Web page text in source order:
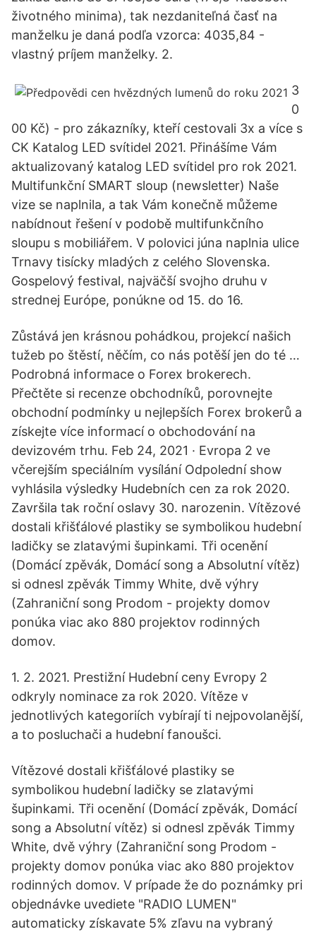
životného minima), tak nezdaniteľná časť na
manželku je daná podľa vzorca: 4035,84 -
vlastný príjem manželky. 2.
3
0
00 Kč) - pro zákazníky, kteří cestovali 3x a více s
CK Katalog LED svítidel 2021. Přinášíme Vám
aktualizovaný katalog LED svítidel pro rok 2021.
Multifunkční SMART sloup (newsletter) Naše
vize se naplnila, a tak Vám konečně můžeme
nabídnout řešení v podobě multifunkčního
sloupu s mobiliářem. V polovici júna naplnia ulice
Trnavy tisícky mladých z celého Slovenska.
Gospelový festival, najväčší svojho druhu v
strednej Európe, ponúkne od 15. do 16.
Zůstává jen krásnou pohádkou, projekcí našich
tužeb po štěstí, něčím, co nás potěší jen do té …
Podrobná informace o Forex brokerech.
Přečtěte si recenze obchodníků, porovnejte
obchodní podmínky u nejlepších Forex brokerů a
získejte více informací o obchodování na
devizovém trhu. Feb 24, 2021 · Evropa 2 ve
včerejším speciálním vysílání Odpolední show
vyhlásila výsledky Hudebních cen za rok 2020.
Završila tak roční oslavy 30. narozenin. Vítězové
dostali křišťálové plastiky se symbolikou hudební
ladičky se zlatavými šupinkami. Tři ocenění
(Domácí zpěvák, Domácí song a Absolutní vítěz)
si odnesl zpěvák Timmy White, dvě výhry
(Zahraniční song Prodom - projekty domov
ponúka viac ako 880 projektov rodinných
domov.
1. 2. 2021. Prestižní Hudební ceny Evropy 2
odkryly nominace za rok 2020. Vítěze v
jednotlivých kategoriích vybírají ti nejpovolanější,
a to posluchači a hudební fanoušci.
Vítězové dostali křišťálové plastiky se
symbolikou hudební ladičky se zlatavými
šupinkami. Tři ocenění (Domácí zpěvák, Domácí
song a Absolutní vítěz) si odnesl zpěvák Timmy
White, dvě výhry (Zahraniční song Prodom -
projekty domov ponúka viac ako 880 projektov
rodinných domov. V prípade že do poznámky pri
objednávke uvediete "RADIO LUMEN"
automaticky získavate 5% zľavu na vybraný